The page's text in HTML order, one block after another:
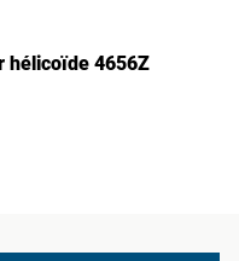
hélicoïde 4656Z